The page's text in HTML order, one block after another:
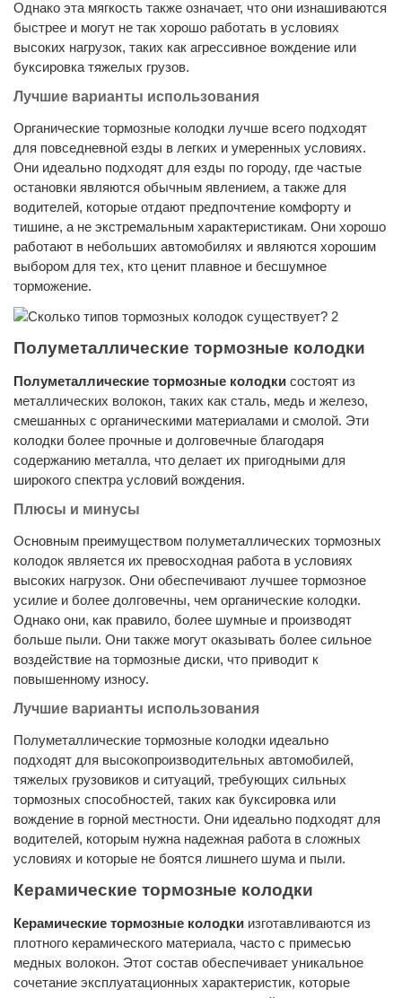
Однако эта мягкость также означает, что они изнашиваются
быстрее и могут не так хорошо работать в условиях
высоких нагрузок, таких как агрессивное вождение или
буксировка тяжелых грузов.
Лучшие варианты использования
Органические тормозные колодки лучше всего подходят
для повседневной езды в легких и умеренных условиях.
Они идеально подходят для езды по городу, где частые
остановки являются обычным явлением, а также для
водителей, которые отдают предпочтение комфорту и
тишине, а не экстремальным характеристикам. Они хорошо
работают в небольших автомобилях и являются хорошим
выбором для тех, кто ценит плавное и бесшумное
торможение.
Полуметаллические тормозные колодки
Полуметаллические тормозные колодки состоят из
металлических волокон, таких как сталь, медь и железо,
смешанных с органическими материалами и смолой. Эти
колодки более прочные и долговечные благодаря
содержанию металла, что делает их пригодными для
широкого спектра условий вождения.
Плюсы и минусы
Основным преимуществом полуметаллических тормозных
колодок является их превосходная работа в условиях
высоких нагрузок. Они обеспечивают лучшее тормозное
усилие и более долговечны, чем органические колодки.
Однако они, как правило, более шумные и производят
больше пыли. Они также могут оказывать более сильное
воздействие на тормозные диски, что приводит к
повышенному износу.
Лучшие варианты использования
Полуметаллические тормозные колодки идеально
подходят для высокопроизводительных автомобилей,
тяжелых грузовиков и ситуаций, требующих сильных
тормозных способностей, таких как буксировка или
вождение в горной местности. Они идеально подходят для
водителей, которым нужна надежная работа в сложных
условиях и которые не боятся лишнего шума и пыли.
Керамические тормозные колодки
Керамические тормозные колодки изготавливаются из
плотного керамического материала, часто с примесью
медных волокон. Этот состав обеспечивает уникальное
сочетание эксплуатационных характеристик, которые